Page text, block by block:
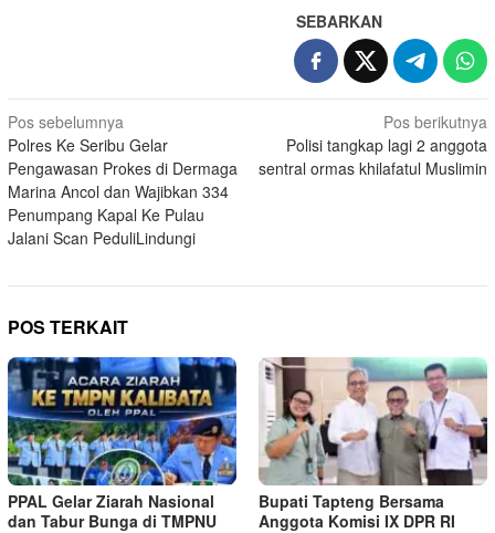
SEBARKAN
Navigasi
pos
Pos sebelumnya
Polres Ke Seribu Gelar
Pengawasan Prokes di Dermaga
Marina Ancol dan Wajibkan 334
Penumpang Kapal Ke Pulau
Jalani Scan PeduliLindungi
Pos berikutnya
Polisi tangkap lagi 2 anggota
sentral ormas khilafatul Muslimin
POS TERKAIT
PPAL Gelar Ziarah Nasional
dan Tabur Bunga di TMPNU
Bupati Tapteng Bersama
Anggota Komisi IX DPR RI